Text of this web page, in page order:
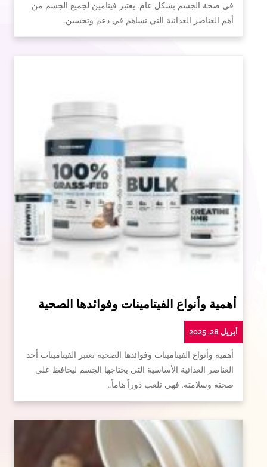
في صحة الجسم بشكل عام. يعتبر فيتامين لجميع الجسم من
أهم العناصر الغذائية التي تساهم في دعم وتحسين…
أهمية وأنواع الفيتامينات وفوائدها الصحية
أبريل 28, 2025
أهمية وأنواع الفيتامينات وفوائدها الصحية تعتبر الفيتامينات أحد
العناصر الغذائية الأساسية التي يحتاجها الجسم ليحافظ على
صحته وسلامته. فهي تلعب دوراً هاماً…